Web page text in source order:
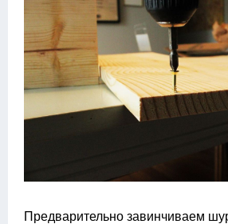
Предварительно завинчиваем